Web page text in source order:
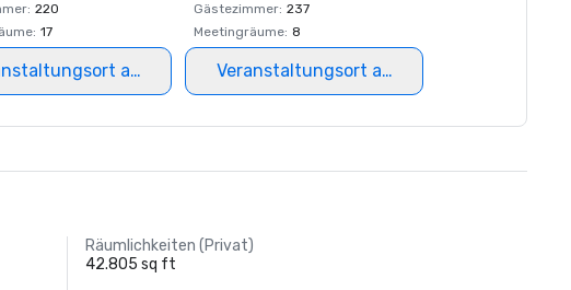
: 220
: 17
auswählen
Gästezimmer: 237
Meetingräume: 8
Veranstaltungsort auswählen
Räumlichkeiten (Privat)
42.805 sq ft